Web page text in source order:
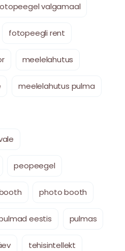
valgamaal
fotopeegli rent
meelelahutus
meelelahutus pulma
peopeegel
photo booth
eestis pulmas
tehisintellekt